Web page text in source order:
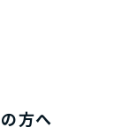
方へ